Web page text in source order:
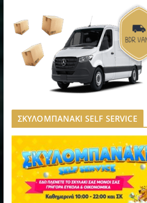
ΣΚΥΛΟΜΠΑΝΑΚΙ SELF SERVICE